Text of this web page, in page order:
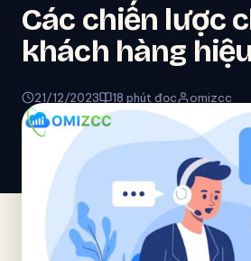
Các chiến lược
khách hàng
21/12/2023 18 phút đọc omizcc